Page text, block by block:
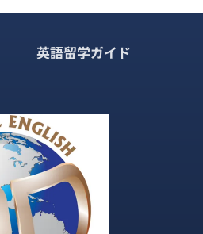
英語留学ガイド